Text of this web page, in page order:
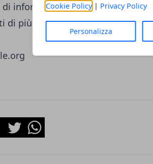
Cookie Policy| Privacy Policy
Personalizza
informazione turistica. Costa
di più soprattutto a chi
TwitterWhatsapp